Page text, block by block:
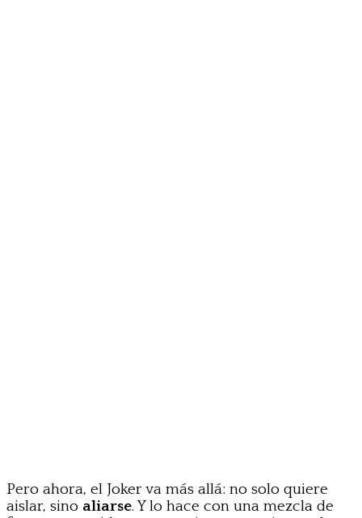
Pero ahora, el Joker va más allá: no solo quiere
aislar, sino aliarse. Y lo hace con una mezcla de